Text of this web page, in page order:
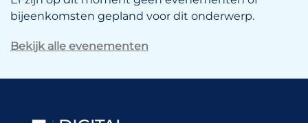
bijeenkomsten gepland voor dit onderwerp.
Bekijk alle evenementen